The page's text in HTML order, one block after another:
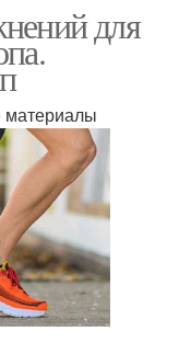
для
материалы